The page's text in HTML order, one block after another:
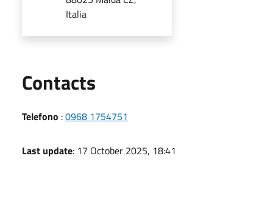
Italia
Contacts
Telefono :0968 1754751
Last update: 17 October 2025, 18:41